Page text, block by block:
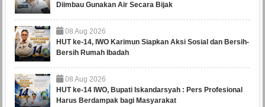
Diimbau Gunakan Air Secara Bijak
08 Aug 2026
HUT ke-14, IWO Karimun Siapkan Aksi Sosial dan Bersih-
Bersih Rumah Ibadah
08 Aug 2026
HUT ke-14 IWO, Bupati Iskandarsyah : Pers Profesional
Harus Berdampak bagi Masyarakat